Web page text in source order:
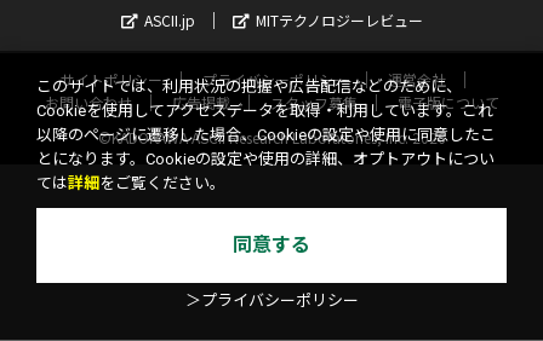
ASCII.jp
MITテクノロジーレビュー
サイトポリシー プライバシーポリシー
運営会社
お問い合わせ
広告掲載 スタッフ募集
電子版について
©KADOKAWA ASCII Research Laboratories, Inc. 2026
このサイトでは、利用状況の把握や広告配信などのために、
Cookieを使用してアクセスデータを取得・利用しています。これ
以降のページに遷移した場合、Cookieの設定や使用に同意したこ
とになります。Cookieの設定や使用の詳細、オプトアウトについ
ては詳細 をご覧ください。
同意する
＞プライバシーポリシー